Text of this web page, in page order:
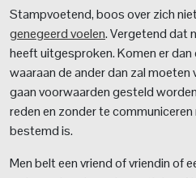
Stampvoetend, boos over zich
genegeerd voelen. Vergetend dat
heeft uitgesproken. Komen er
waaraan de ander dan zal moeten
gaan voorwaarden gesteld
reden en zonder te
bestemd is.
Men belt een vriend of vriendin of